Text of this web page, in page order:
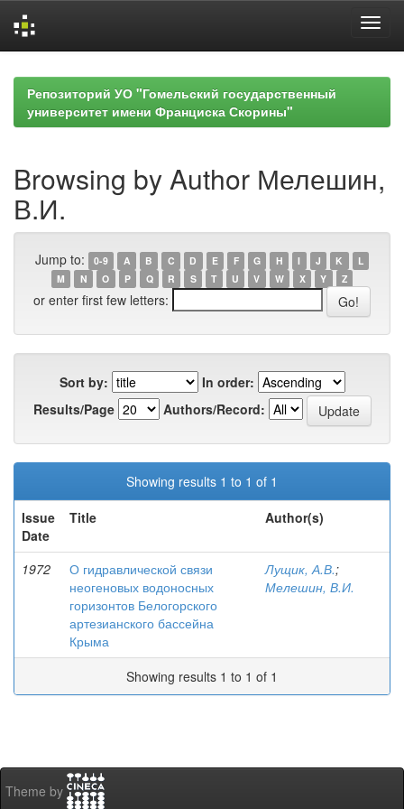
navigationРепозиторий УО "Гомельский государственный
университет имени Франциска Скорины"
Browsing by Author Мелешин,
В.И.
Jump to: 0-9 A B C D E F G H I J K
L
M
N O P Q R S T U V W X Y Z
or enter first few letters:
Sort by:
In order:
Results/Page
Authors/Record:
Showing results 1 to 1 of 1
Issue
Date
Title Author(s)
1972
О гидравлической связи
неогеновых водоносных
горизонтов Белогорского
артезианского бассейна
Крыма
Лущик, А.В.;
Мелешин, В.И.
Showing results 1 to 1 of 1
Theme by